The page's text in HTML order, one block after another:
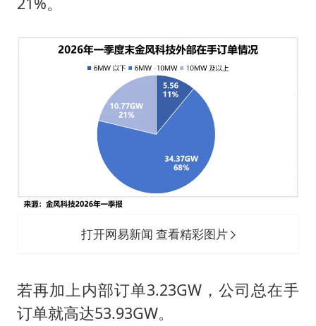
打开网易新闻 查看精彩图片
若再加上内部订单3.23GW，公司总在手
订单就高达53.93GW。